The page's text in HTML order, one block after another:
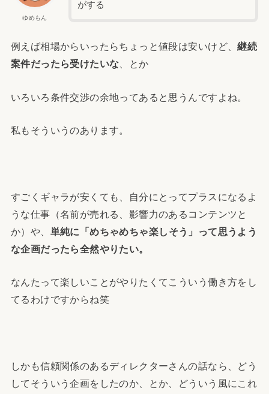
ゆめもん
がする
例えば相場からいったらちょっと値段は安いけど、継続
案件だったら受けたいな 、とか
いろいろ条件交渉の余地ってあると思うんですよね。
私もそういうのあります。
すごくギャラが安くても、自分にとってプラスになるよ
うな仕事（名前が売れる、影響力のあるコンテンツと
か）や、 単純に「めちゃめちゃ楽しそう」って思うよう
な企画だったら全然やりたい。
なんたって楽しいことがやりたくてこういう働き方をし
てるわけですからね笑
しかも信頼関係のあるディレクターさんの話なら、どう
してそういう企画をしたのか、とか、どういう風にこれ